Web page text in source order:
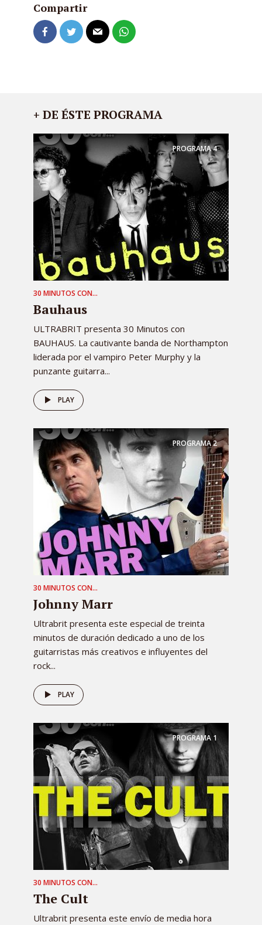
Compartir
+ DE ÉSTE PROGRAMA
PROGRAMA4
30 MINUTOS CON...
Bauhaus
ULTRABRIT presenta 30 Minutos con
BAUHAUS. La cautivante banda de Northampton
liderada por el vampiro Peter Murphy y la
punzante guitarra...
PLAY
PROGRAMA2
30 MINUTOS CON...
Johnny Marr
Ultrabrit presenta este especial de treinta
minutos de duración dedicado a uno de los
guitarristas más creativos e influyentes del
rock...
PLAY
PROGRAMA 1
30 MINUTOS CON...
The Cult
Ultrabrit presenta este envío de media hora